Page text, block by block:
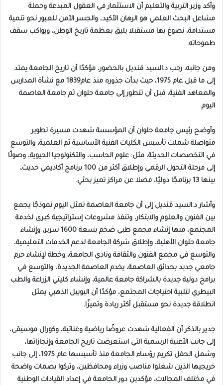
وأكد وزير التربية والتعليم أن الاستثمار في العقول المبدعة وحملة
مشاعل البحث العلمي هو الرهان الأكيد، والجسر الآمن للعبور نحو تنمية
مستدامة، نصوغ بها مستقبلا يليق بعظمة تاريخ الوطن، ويواكب سقف
طموحاته.
ومن جانبه، رحب د.السيد قنديل بالحضور، مؤكدًا أن تاريخ الجامعة يمتد
إلى ما قبل عام 1975، حيث بدأت جذوره منذ عام1839 مع نشأة المدارس
والمعاهد الفنية، قبل أن تتطور إلى جامعة حلوان ثم جامعة العاصمة
اليوم.
وأوضح رئيس جامعة حلوان أن المؤسسة شهدت مسيرة تطوير
متواصلة شملت تأسيس الكليات الفنية الأساسية ثم العلمية، والتوسع
في التخصصات الحديثة، مثل: علوم الحاسب، والتكنولوجيا الحيوية، وصولًا
إلى مرحلة التحول الرقمي وإطلاق أكثر من 100 برنامج أكاديمي حديث،
بينها 13 برنامجًا دوليًا، فضلا عن مراكز تميز بحثي.
وأشار د.السيد قنديل إلى أن جامعة العاصمة تمثل اليوم نموذجًا يجمع
بين الفنون والعلوم والابتكار، وتنفذ مشروعات إستراتيجية كبرى لخدمة
المجتمع، منها إنشاء مجمع طبي ضخم بسعة 1600 سرير، وإنشاء
جامعة حلوان الأهلية، وإطلاق شركة الجامعة لدعم الخدمات التعليمية،
والتوسع في مجمع الفنون والثقافة ونادي الجامعة، وخطة لإنشاء حرم
جامعي جديد بحدائق العاصمة، يخدم العاصمة الجديدة، والتوسع في
برامج دولية جديدة بالشراكة جامعة عالمية، وإنشاء كليتي الزراعة والطب
البيطري لتلبية احتياجات المجتمع، مؤكدًا أن اليوبيل الذهبي يمثل
انطلاقة جديدة نحو مستقبل أكثر ريادة وتميزًا.
جدير بالذكر أن الفعالية شهدت عروضًا رياضية وغنائية، وكورال موسيقى،
إلى جانب الأغنية الرسمية التي استعرضت تاريخ الجامعة وإنجازاتها،
وشمل الحفل تكريم رؤساء الجامعة منذ تأسيسها عام 1975، إلى جانب
خريجيها الذين شغلوا مناصب وزراء ومحافظين، وتركوا بصمات واضحة
في مختلف المجالات، مؤكدين دور الجامعة في إعداد القيادات الوطنية